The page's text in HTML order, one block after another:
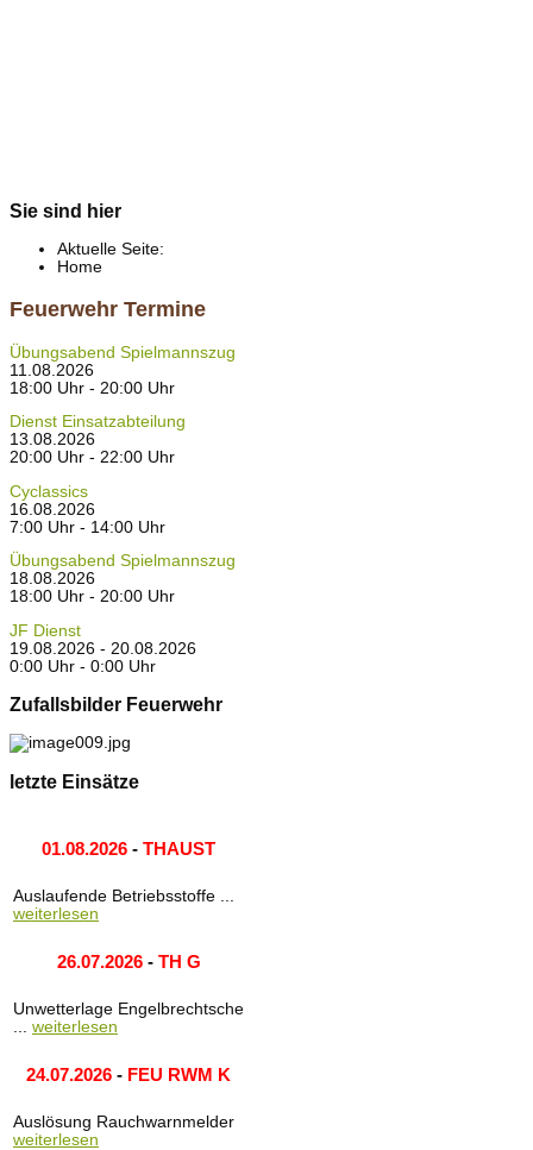
Sie sind hier
Aktuelle Seite:
Home
Feuerwehr Termine
Übungsabend Spielmannszug
11.08.2026
18:00 Uhr - 20:00 Uhr
Dienst Einsatzabteilung
13.08.2026
20:00 Uhr - 22:00 Uhr
Cyclassics
16.08.2026
7:00 Uhr - 14:00 Uhr
Übungsabend Spielmannszug
18.08.2026
18:00 Uhr - 20:00 Uhr
JF Dienst
19.08.2026 - 20.08.2026
0:00 Uhr - 0:00 Uhr
Zufallsbilder Feuerwehr
letzte Einsätze
01.08.2026 - THAUST
Auslaufende Betriebsstoffe ...
weiterlesen
26.07.2026- TH G
Unwetterlage Engelbrechtsche
... weiterlesen
24.07.2026 - FEU RWM K
Auslösung Rauchwarnmelder
weiterlesen